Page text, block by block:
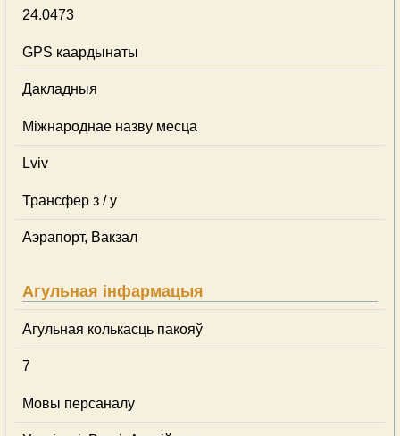
24.0473
GPS каардынаты
Дакладныя
Міжнароднае назву месца
Lviv
Трансфер з / у
Аэрапорт, Вакзал
Агульная інфармацыя
Агульная колькасць пакояў
7
Мовы персаналу